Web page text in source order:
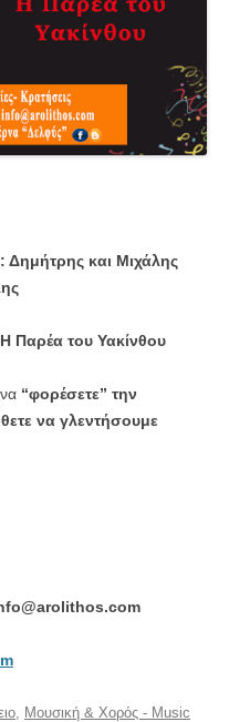
: Δημήτρης και Μιχάλης
Παρέα του Υακίνθου
“φορέσετε” την
να γλεντήσουμε
Μουσική & Χορός - Music